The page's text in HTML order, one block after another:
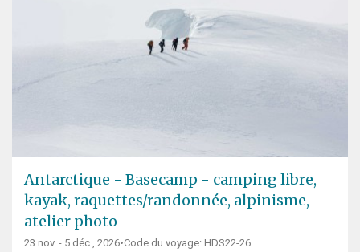
Antarctique - Basecamp - camping libre,
kayak, raquettes/randonnée, alpinisme,
atelier photo
23 nov. - 5 déc., 2026•Code du voyage: HDS22-26